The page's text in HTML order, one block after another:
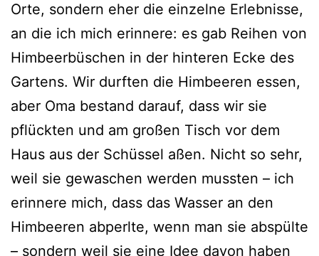
Orte, sondern eher die einzelne Erlebnisse,
an die ich mich erinnere: es gab Reihen von
Himbeerbüschen in der hinteren Ecke des
Gartens. Wir durften die Himbeeren essen,
aber Oma bestand darauf, dass wir sie
pflückten und am großen Tisch vor dem
Haus aus der Schüssel aßen. Nicht so sehr,
weil sie gewaschen werden mussten – ich
erinnere mich, dass das Wasser an den
Himbeeren abperlte, wenn man sie abspülte
– sondern weil sie eine Idee davon haben